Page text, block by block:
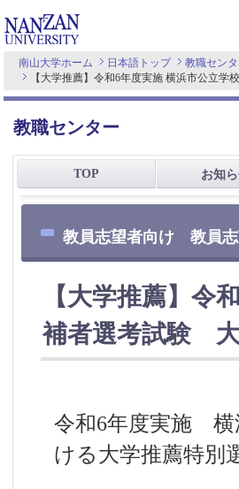
南山大学ホーム 日本語トップ 教職セン
【大学推薦】令和6年度実施 横浜市公立
教職センター
TOP お知
教員志望者向け 教員
【大学推薦】令
補者選考試験
令和6年度実施 横
ける大学推薦特別